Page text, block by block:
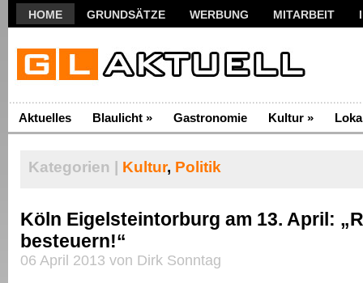
HOME GRUNDSÄTZE WERBUNG MITARBEIT
Aktuelles Blaulicht » Gastronomie Kultur »
Kategorien | Kultur, Politik
Köln Eigelsteintorburg am 13. April:
besteuern!“
06 April 2013 von Dirk Sonntag